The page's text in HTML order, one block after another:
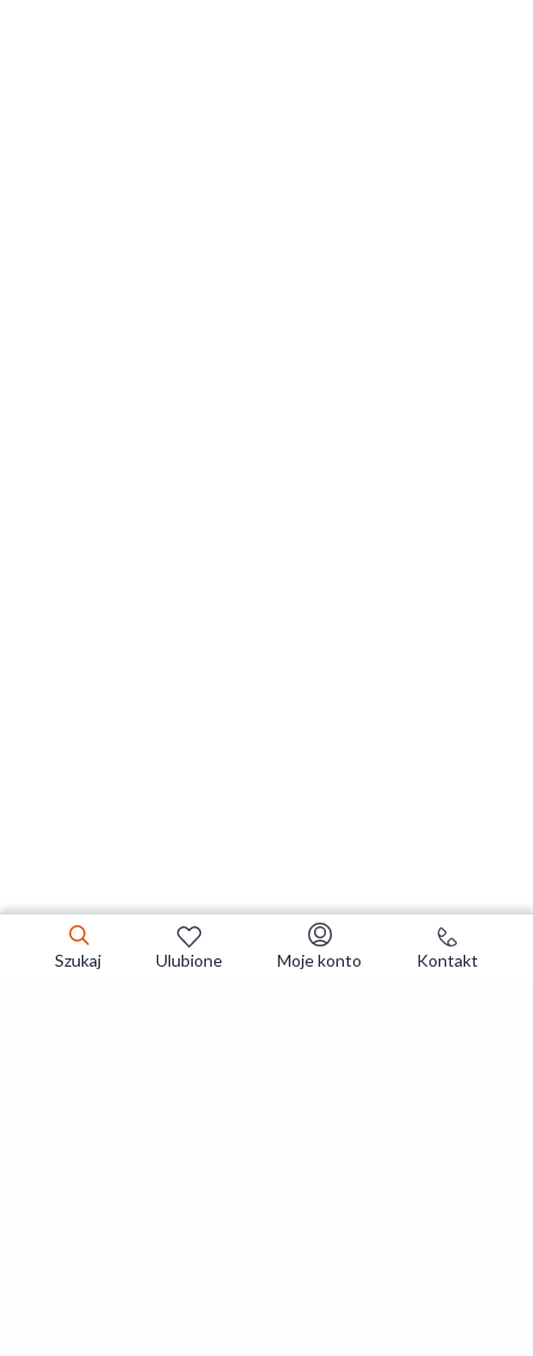
Szukaj Ulubione Moje konto Kontakt